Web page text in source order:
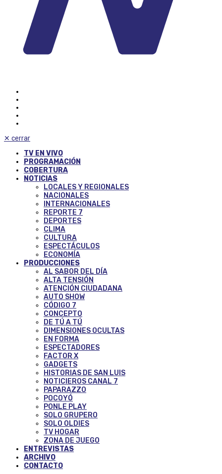
✕ cerrar
TV EN VIVO
PROGRAMACIÓN
COBERTURA
NOTICIAS
LOCALES Y REGIONALES
NACIONALES
INTERNACIONALES
REPORTE 7
DEPORTES
CLIMA
CULTURA
ESPECTÁCULOS
ECONOMÍA
PRODUCCIONES
AL SABOR DEL DÍA
ALTA TENSIÓN
ATENCIÓN CIUDADANA
AUTO SHOW
CÓDIGO 7
CONCEPTO
DE TÚ A TÚ
DIMENSIONES OCULTAS
EN FORMA
ESPECTADORES
FACTOR X
GADGETS
HISTORIAS DE SAN LUIS
NOTICIEROS CANAL 7
PAPARAZZO
POCOYÓ
PONLE PLAY
SOLO GRUPERO
SOLO OLDIES
TV HOGAR
ZONA DE JUEGO
ENTREVISTAS
ARCHIVO
CONTACTO